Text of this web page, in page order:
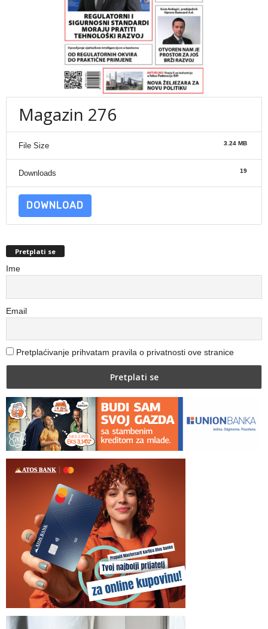
Magazin 276
File Size 3.24 MB
Downloads 19
DOWNLOAD
Pretplati se
Ime
Email
Pretplaćivanje prihvatam pravila o privatnosti ove stranice